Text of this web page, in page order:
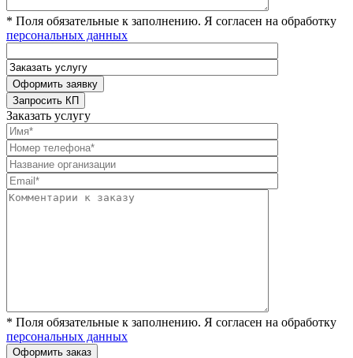
* Поля обязательные к заполнению. Я согласен на обработку
персональных данных
Заказать услугу
* Поля обязательные к заполнению. Я согласен на обработку
персональных данных